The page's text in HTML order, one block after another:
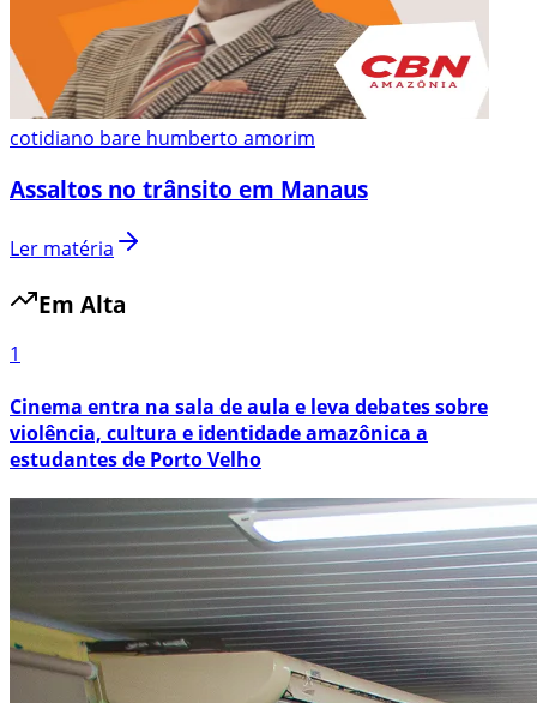
cotidiano bare humberto amorim
Assaltos no trânsito em Manaus
Ler matéria
Em Alta
1
Cinema entra na sala de aula e leva debates sobre
violência, cultura e identidade amazônica a
estudantes de Porto Velho